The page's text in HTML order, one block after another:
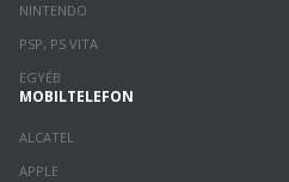
NINTENDO
PSP, PS VITA
EGYÉB
MOBILTELEFON
ALCATEL
APPLE